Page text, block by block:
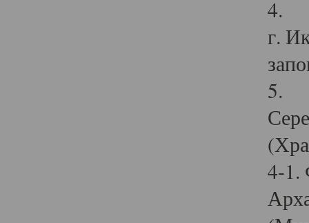
4.
г.
5.
4-1.